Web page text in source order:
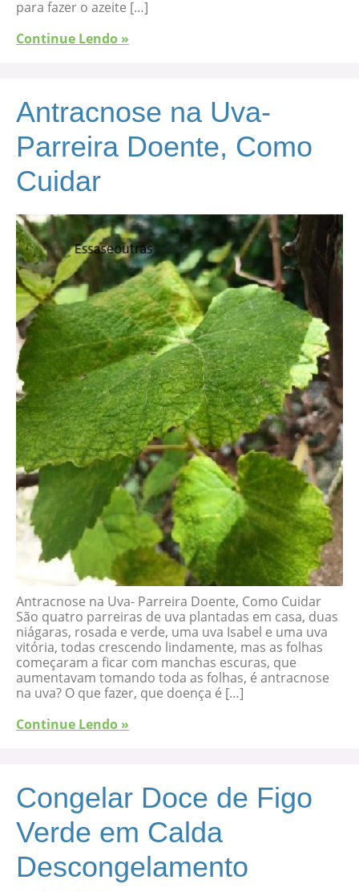
para fazer o azeite […]
Continue Lendo »
Antracnose na Uva-
Parreira Doente, Como
Cuidar
Antracnose na Uva- Parreira Doente, Como Cuidar
São quatro parreiras de uva plantadas em casa, duas
niágaras, rosada e verde, uma uva Isabel e uma uva
vitória, todas crescendo lindamente, mas as folhas
começaram a ficar com manchas escuras, que
aumentavam tomando toda as folhas, é antracnose
na uva? O que fazer, que doença é […]
Continue Lendo »
Congelar Doce de Figo
Verde em Calda
Descongelamento